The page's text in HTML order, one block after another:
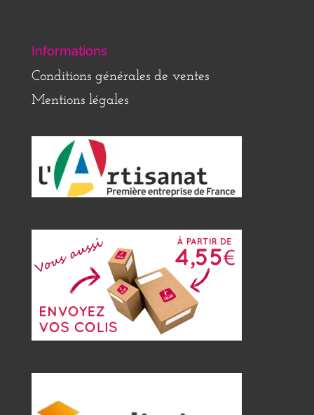
Informations
Conditions générales de ventes
Mentions légales